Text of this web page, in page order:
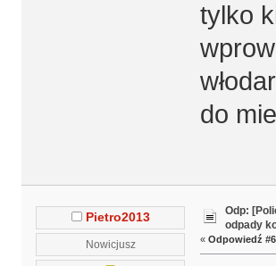
tylko
do
Pietro2013
Nowicjusz
Odp:
odpady
« Odpowiedź